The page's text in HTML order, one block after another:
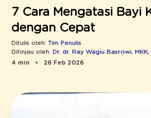
7 Cara Mengatasi Bayi
dengan Cepat
Ditulis oleh: Tim Penulis
Ditinjau oleh: Dr. dr. Ray Wagiu Basrowi, MKK,
4 min
26 Feb 2026